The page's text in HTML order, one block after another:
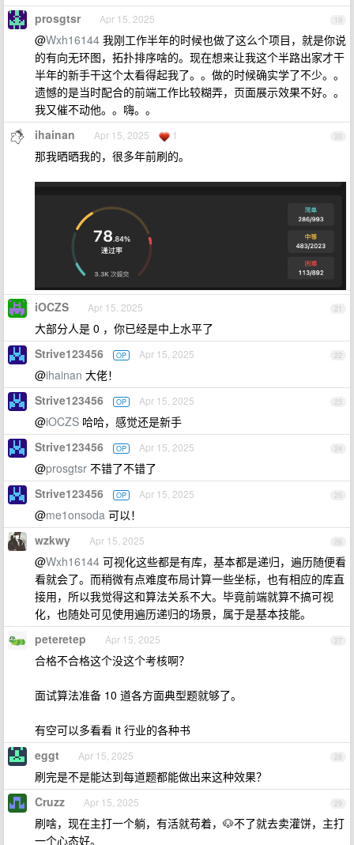
19
prosgtsr Apr 15, 2025
@Wxh16144 我刚工作半年的时候也做了这么个项目，就是你说
的有向无环图，拓扑排序啥的。现在想来让我这个半路出家才干
半年的新手干这个太看得起我了。。做的时候确实学了不少。。
遗憾的是当时配合的前端工作比较糊弄，页面展示效果不好。。
我又催不动他。。嗨。。
20
ihainan Apr 15, 2025 1
那我晒晒我的，很多年前刷的。
21
iOCZS Apr 15, 2025
大部分人是 0 ，你已经是中上水平了
22
Strive123456 OP Apr 15, 2025
@ihainan 大佬！
23
Strive123456 OP Apr 15, 2025
@iOCZS 哈哈，感觉还是新手
24
Strive123456 OP Apr 15, 2025
@prosgtsr 不错了不错了
25
Strive123456 OP Apr 15, 2025
@me1onsoda 可以！
26
wzkwy Apr 15, 2025
@Wxh16144 可视化这些都是有库，基本都是递归，遍历随便看
看就会了。而稍微有点难度布局计算一些坐标，也有相应的库直
接用，所以我觉得这和算法关系不大。毕竟前端就算不搞可视
化，也随处可见使用遍历递归的场景，属于是基本技能。
27
peteretep Apr 15, 2025
合格不合格这个没这个考核啊？
面试算法准备 10 道各方面典型题就够了。
有空可以多看看 it 行业的各种书
28
eggt Apr 15, 2025
刷完是不是能达到每道题都能做出来这种效果？
29
Cruzz Apr 15, 2025
刷啥，现在主打一个躺，有活就苟着，🐶不了就去卖灌饼，主打
一个心态好。